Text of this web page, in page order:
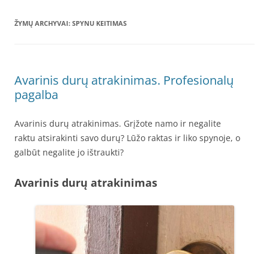
ŽYMŲ ARCHYVAI: SPYNU KEITIMAS
Avarinis durų atrakinimas. Profesionalų
pagalba
Avarinis durų atrakinimas. Grįžote namo ir negalite
raktu atsirakinti savo durų? Lūžo raktas ir liko spynoje, o
galbūt negalite jo ištraukti?
Avarinis durų atrakinimas